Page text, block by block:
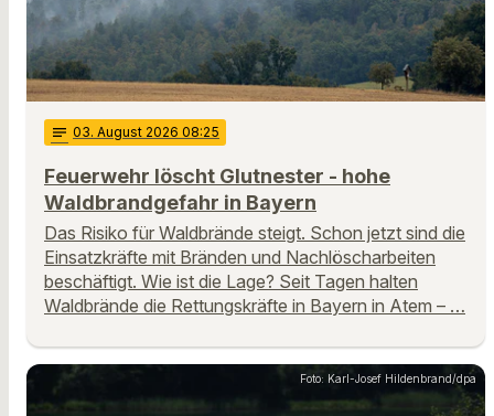
notes 03. August 2026 08:25
Feuerwehr löscht Glutnester - hohe
Waldbrandgefahr in Bayern
Das Risiko für Waldbrände steigt. Schon jetzt sind die
Einsatzkräfte mit Bränden und Nachlöscharbeiten
beschäftigt. Wie ist die Lage? Seit Tagen halten
Waldbrände die Rettungskräfte in Bayern in Atem – …
Foto: Karl-Josef Hildenbrand/dpa